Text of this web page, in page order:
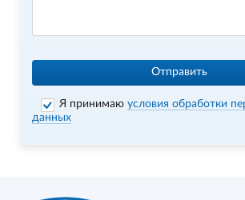
Отправить
Я принимаюусловия обработки
данных